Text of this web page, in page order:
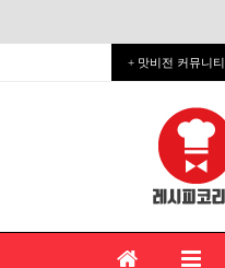
+ 맛비전 커뮤니티